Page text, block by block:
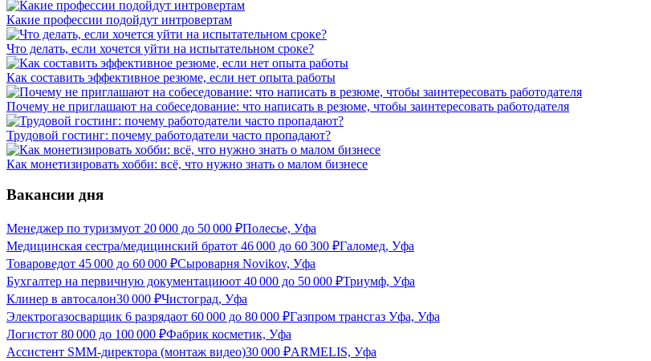
Какие профессии подойдут интровертам
Что делать, если хочется уйти на испытательном сроке?
Как составить эффективное резюме, если нет опыта работы
Почему не приглашают на собеседование: что написать в резюме, чтобы заинтересовать работодателя
Трудовой гостинг: почему работодатели часто пропадают?
Как монетизировать хобби: всё, что нужно знать о малом бизнесе
Вакансии дня
Менеджер по туризмуот 20 000 до 50 000 ₽Полесье, Уфа
Медицинская сестра/медицинский братот 46 000 до 60 300 ₽Галомед, Уфа
Товароведот 45 000 до 60 000 ₽Сыроварня Novikov, Уфа
Бухгалтер на первичную документациюот 40 000 до 50 000 ₽Триумф, Уфа
Клинер в автосалон30 000 ₽Чистоград, Уфа
Электрогазосварщик 6 разрядаот 60 000 до 80 000 ₽Газпром трансгаз Уфа, Уфа
Логистот 80 000 до 100 000 ₽Фабрик косметик, Уфа
Ассистент SMM-директора (монтаж видео)30 000 ₽ARMELIS, Уфа